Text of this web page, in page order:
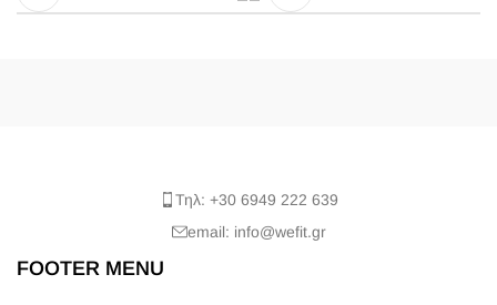
Τηλ: +30 6949 222 639
email: info@wefit.gr
FOOTER MENU